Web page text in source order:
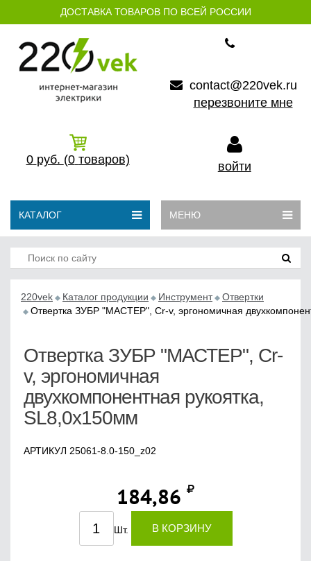
ДОСТАВКА ТОВАРОВ ПО ВСЕЙ РОССИИ
contact@220vek.ru
перезвоните мне
0 руб. (0 товаров) войти
КАТАЛОГ МЕНЮ
220vek Каталог продукции Инструмент
Отвертки
Отвертка ЗУБР "МАСТЕР", Cr-v, эргономичная
Отвертка ЗУБР "МАСТЕР", Cr-
v, эргономичная
двухкомпонентная рукоятка,
SL8,0x150мм
АРТИКУЛ 25061-8.0-150_z02
184,86
Шт. В КОРЗИНУ